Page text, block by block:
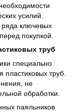
усилий.
ряда ключевых
покупкой.
труб
специально
пластиковых труб.
не
обработки.
паяльников